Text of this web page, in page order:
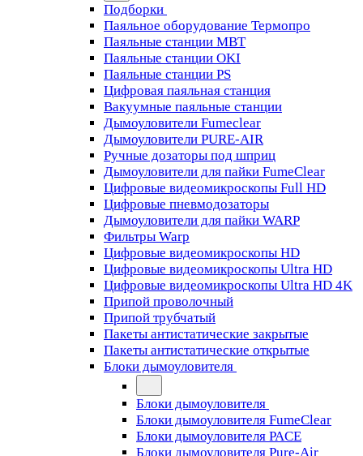
Подборки
Паяльное оборудование Термопро
Паяльные станции MBT
Паяльные станции OKI
Паяльные станции PS
Цифровая паяльная станция
Вакуумные паяльные станции
Дымоуловители Fumeclear
Дымоуловители PURE-AIR
Ручные дозаторы под шприц
Дымоуловители для пайки FumeClear
Цифровые видеомикроскопы Full HD
Цифровые пневмодозаторы
Дымоуловители для пайки WARP
Фильтры Warp
Цифровые видеомикроскопы HD
Цифровые видеомикроскопы Ultra HD
Цифровые видеомикроскопы Ultra HD 4K
Припой проволочный
Припой трубчатый
Пакеты антистатические закрытые
Пакеты антистатические открытые
Блоки дымоуловителя
Блоки дымоуловителя
Блоки дымоуловителя FumeClear
Блоки дымоуловителя PACE
Блоки дымоуловителя Pure-Air